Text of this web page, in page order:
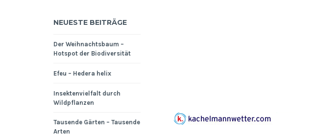
NEUESTE BEITRÄGE
Der Weihnachtsbaum –
Hotspot der Biodiversität
Efeu – Hedera helix
Insektenvielfalt durch
Wildpflanzen
Tausende Gärten – Tausende
Arten